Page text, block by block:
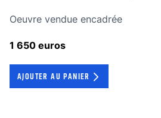
Oeuvre vendue encadrée
1 650 euros
AJOUTER AU PANIER